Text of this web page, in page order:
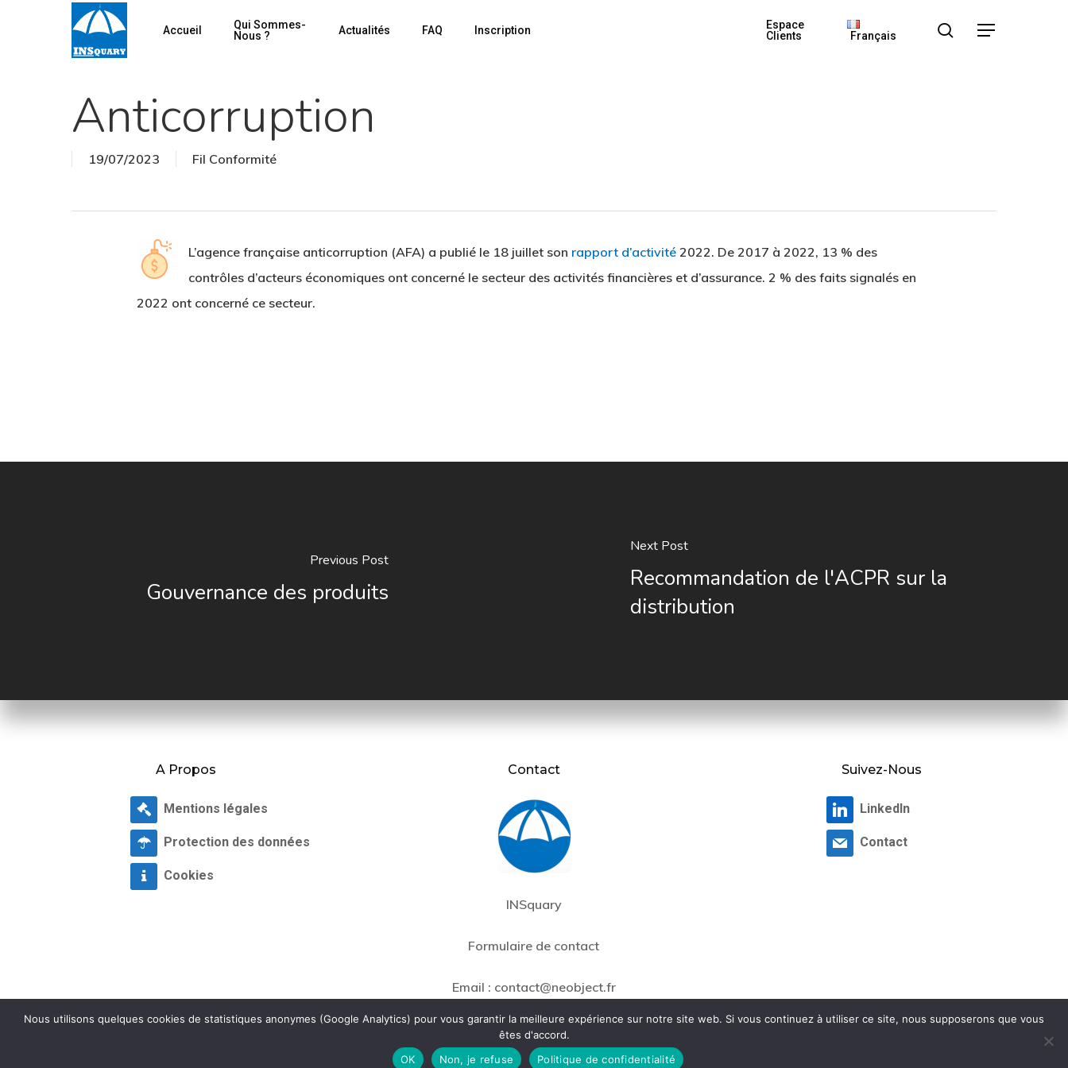
Hit enter to search or ESC to close
Accueil
Qui Sommes-
Nous ?
Actualités FAQ Inscription
Espace
Clients
Français search
Menu
Anticorruption
19/07/2023 Fil Conformité
L’agence française anticorruption (AFA) a publié le 18 juillet son rapport d’activité 2022. De 2017 à 2022, 13 % des
contrôles d’acteurs économiques ont concerné le secteur des activités financières et d’assurance. 2 % des faits signalés en
2022 ont concerné ce secteur.
Previous Post
Gouvernance des produits
Next Post
Recommandation de l'ACPR sur la
distribution
A Propos
Mentions légales
Protection des données
Cookies
Contact
INSquary
Formulaire de contact
Email : contact@neobject.fr
Suivez-Nous
LinkedIn
Contact
Nous utilisons quelques cookies de statistiques anonymes (Google Analytics) pour vous garantir la meilleure expérience sur notre site web. Si vous continuez à utiliser ce site, nous supposerons que vous
êtes d'accord.
OK
Non, je refuse Politique de confidentialité